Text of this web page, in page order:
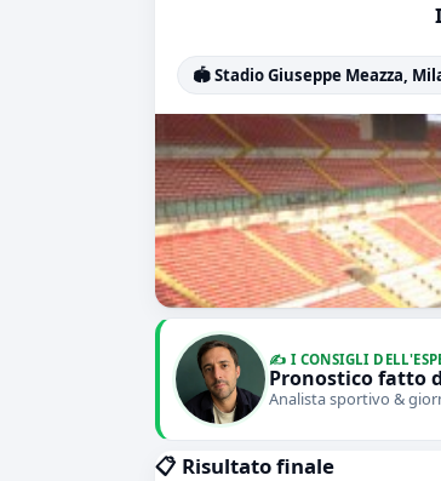
🏟️ Stadio Giuseppe Meazza,
✍️ I CONSIGLI
Pronostico fatto
Analista sportivo &
📋 Risultato finale